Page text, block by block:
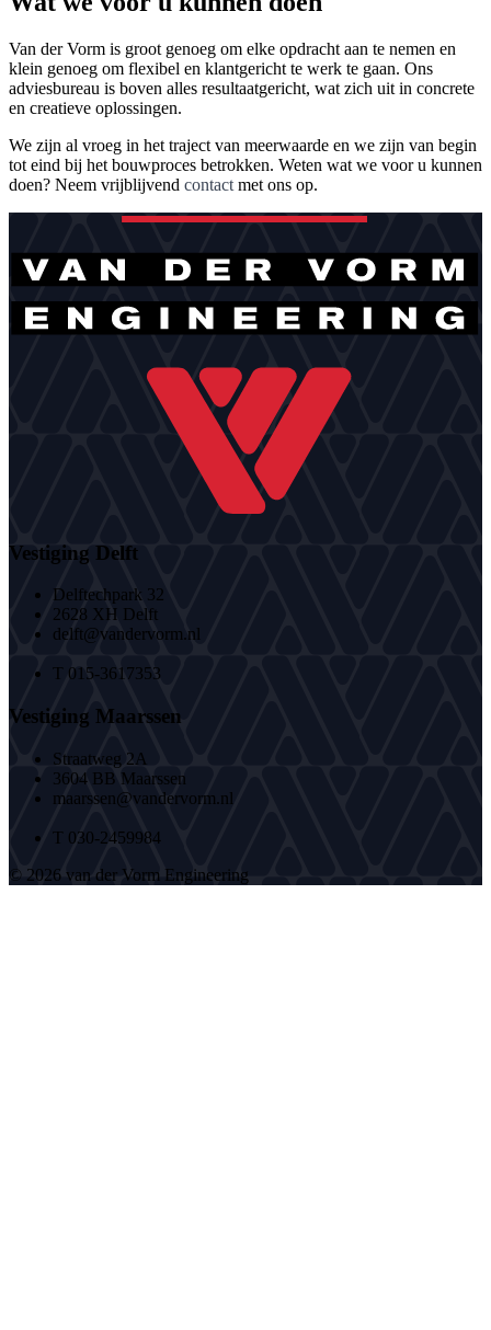
Van der Vorm is groot genoeg om elke opdracht aan te nemen en
klein genoeg om flexibel en klantgericht te werk te gaan. Ons
adviesbureau is boven alles resultaatgericht, wat zich uit in concrete
en creatieve oplossingen.
We zijn al vroeg in het traject van meerwaarde en we zijn van begin
tot eind bij het bouwproces betrokken. Weten wat we voor u kunnen
doen? Neem vrijblijvend contact met ons op.
Vestiging Delft
Delftechpark 32
2628 XH Delft
delft@vandervorm.nl
T 015-3617353
Vestiging Maarssen
Straatweg 2A
3604 BB Maarssen
maarssen@vandervorm.nl
T 030-2459984
© 2026 van der Vorm Engineering